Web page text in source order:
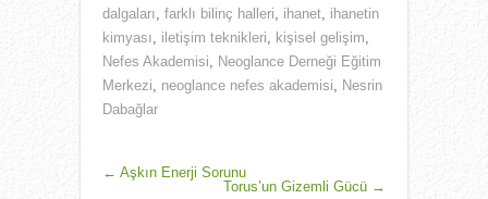
dalgaları, farklı bilinç halleri, ihanet, ihanetin
kimyası, iletişim teknikleri, kişisel gelişim,
Nefes Akademisi, Neoglance Derneği Eğitim
Merkezi, neoglance nefes akademisi, Nesrin
Dabağlar
POST
← Aşkın Enerji Sorunu
Torus’un Gizemli Gücü →